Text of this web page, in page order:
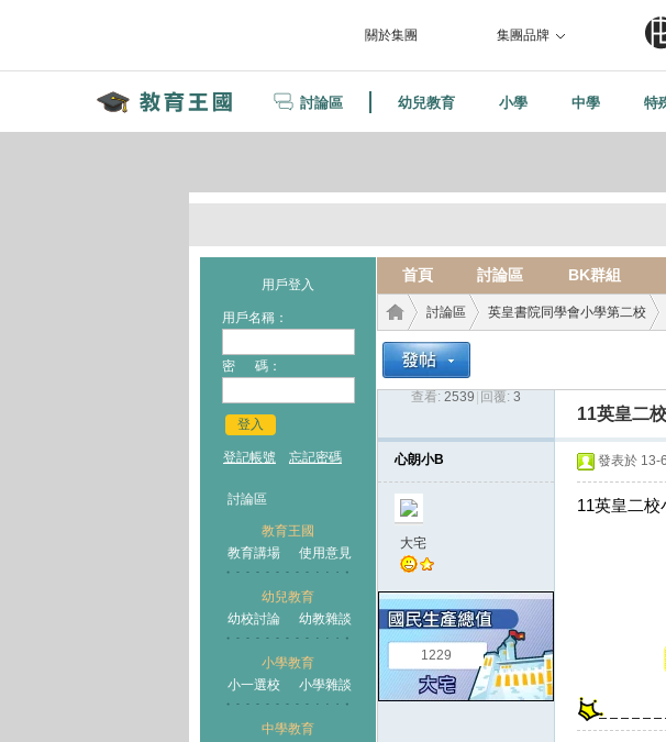
關於集團 集團品牌
討論區 幼兒教育 小學 中學 特
用戶登入
用戶名稱：
密 碼：
登入
登記帳號 忘記密碼
討論區
教育王國
教育講場
使用意見
幼兒教育
幼校討論
幼教雜談
小學教育
小一選校
小學雜談
中學教育
首頁 討論區 BK群組
王國
討論區
›
英皇書院同學會小學第二校
›
查看: 2539 回覆: 3
11英皇二
心朗小B
大宅
1229
發表於 13-
11英皇二